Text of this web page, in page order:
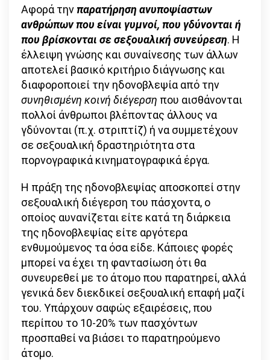
Αφορά την παρατήρηση ανυποψίαστων
ανθρώπων που είναι γυμνοί, που γδύνονται ή
που βρίσκονται σε σεξουαλική συνεύρεση. Η
έλλειψη γνώσης και συναίνεσης των άλλων
αποτελεί βασικό κριτήριο διάγνωσης και
διαφοροποιεί την ηδονοβλεψία από την
συνηθισμένη κοινή διέγερση που αισθάνονται
πολλοί άνθρωποι βλέποντας άλλους να
γδύνονται (π.χ. στριπτίζ) ή να συμμετέχουν
σε σεξουαλική δραστηριότητα στα
πορνογραφικά κινηματογραφικά έργα.
Η πράξη της ηδονοβλεψίας αποσκοπεί στην
σεξουαλική διέγερση του πάσχοντα, ο
οποίος αυνανίζεται είτε κατά τη διάρκεια
της ηδονοβλεψίας είτε αργότερα
ενθυμούμενος τα όσα είδε. Κάποιες φορές
μπορεί να έχει τη φαντασίωση ότι θα
συνευρεθεί με το άτομο που παρατηρεί, αλλά
γενικά δεν διεκδικεί σεξουαλική επαφή μαζί
του. Υπάρχουν σαφώς εξαιρέσεις, που
περίπου το 10-20% των πασχόντων
προσπαθεί να βιάσει το παρατηρούμενο
άτομο.